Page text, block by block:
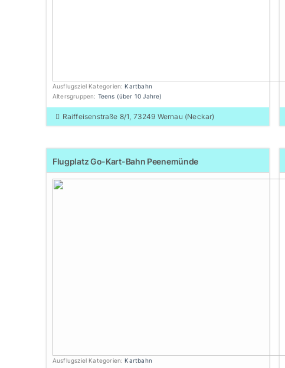
Ausflugsziel Kategorien:Kartbahn
Altersgruppen: Teens (über 10 Jahre)
Raiffeisenstraße 8/1, 73249 Wernau (Neckar)
Flugplatz Go-Kart-Bahn Peenemünde
Ausflugsziel Kategorien:Kartbahn